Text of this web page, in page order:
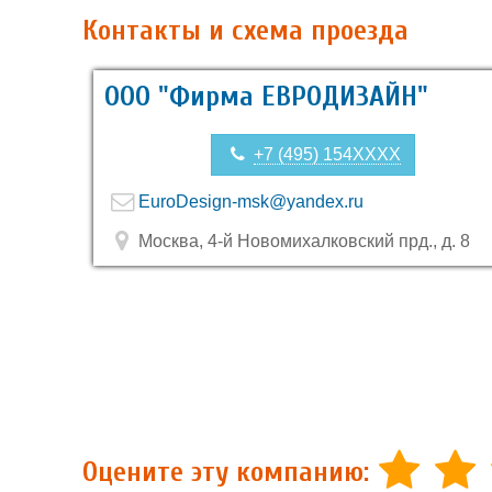
Контакты и схема проезда
ООО "Фирма ЕВРОДИЗАЙН"
+7 (495) 154XXXX
EuroDesign-msk@yandex.ru
Москва, 4-й Новомихалковский прд., д. 8
Оцените эту компанию: